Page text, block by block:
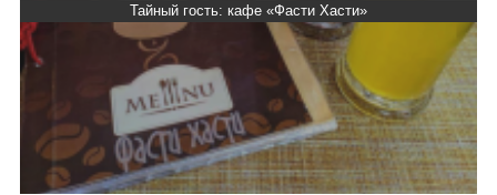
Тайный гость: кафе «Фасти Хасти»